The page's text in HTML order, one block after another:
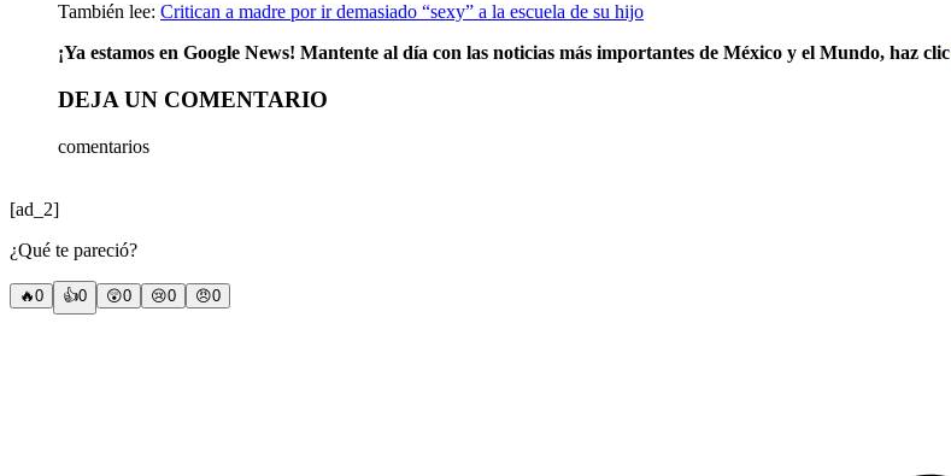
También lee: Critican a madre por ir demasiado “sexy” a la escuela de su hijo
¡Ya estamos en Google News! Mantente al día con las noticias más importantes de México y el Mundo, haz clic
DEJA UN COMENTARIO
comentarios
[ad_2]
¿Qué te pareció?
🔥0 👍0 😲0 😢0 😠0